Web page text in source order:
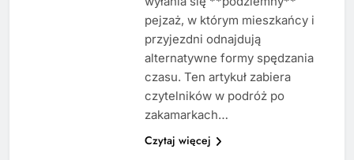
pejzaż, w którym mieszkańcy i
przyjezdni odnajdują
alternatywne formy spędzania
czasu. Ten artykuł zabiera
czytelników w podróż po
zakamarkach…
Czytaj więcej